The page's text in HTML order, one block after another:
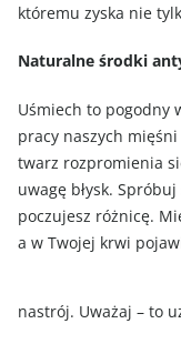
któremu zyska nie
Naturalne środki
Uśmiech to pogodny
pracy naszych
twarz rozpromienia
uwagę błysk.
poczujesz różnicę.
a w Twojej krwi
nastrój. Uważaj – to